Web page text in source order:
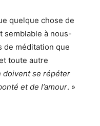
quelque chose de
semblable à nous-
de méditation que
toute autre
doivent se répéter
et de l’amour. »